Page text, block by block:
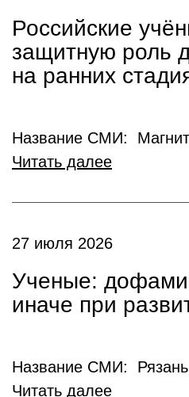
Российские
защитную роль
на ранних
Название СМИ:
Читать далее
27 июля 2026
Ученые:
иначе при
Название СМИ:
Читать далее